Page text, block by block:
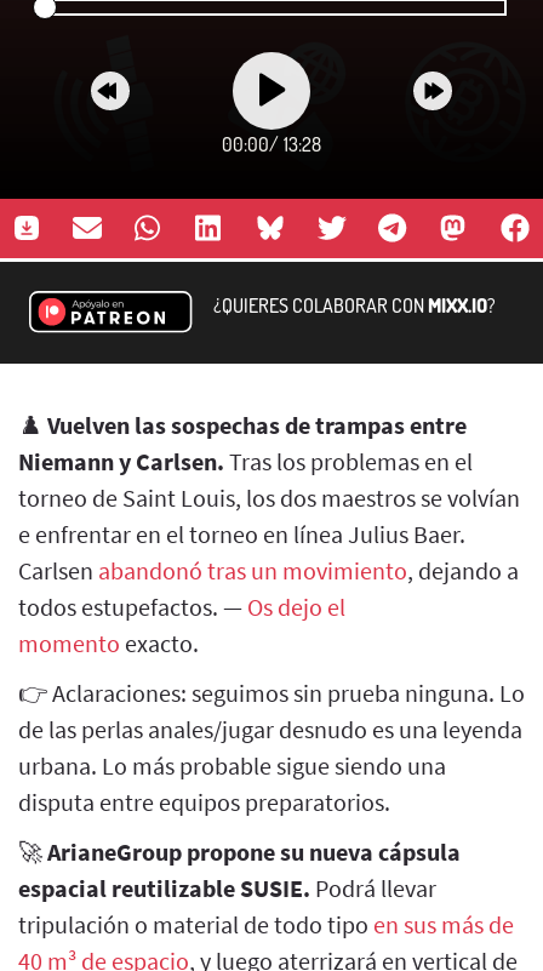
00:00/ 13:28
¿QUIERES COLABORAR CONMIXX.IO?
♟️ Vuelven las sospechas de trampas entre
Niemann y Carlsen. Tras los problemas en el
torneo de Saint Louis, los dos maestros se volvían
e enfrentar en el torneo en línea Julius Baer.
Carlsen abandonó tras un movimiento, dejando a
todos estupefactos. — Os dejo el
momento exacto.
👉 Aclaraciones: seguimos sin prueba ninguna. Lo
de las perlas anales/jugar desnudo es una leyenda
urbana. Lo más probable sigue siendo una
disputa entre equipos preparatorios.
🚀ArianeGroup propone su nueva cápsula
espacial reutilizable SUSIE. Podrá llevar
tripulación o material de todo tipo en sus más de
40 m³ de espacio, y luego aterrizará en vertical de